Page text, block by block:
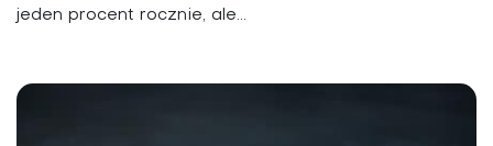
jeden procent rocznie, ale...